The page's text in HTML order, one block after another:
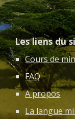
Les liens du
Cours de
FAQ
A propos
La langue